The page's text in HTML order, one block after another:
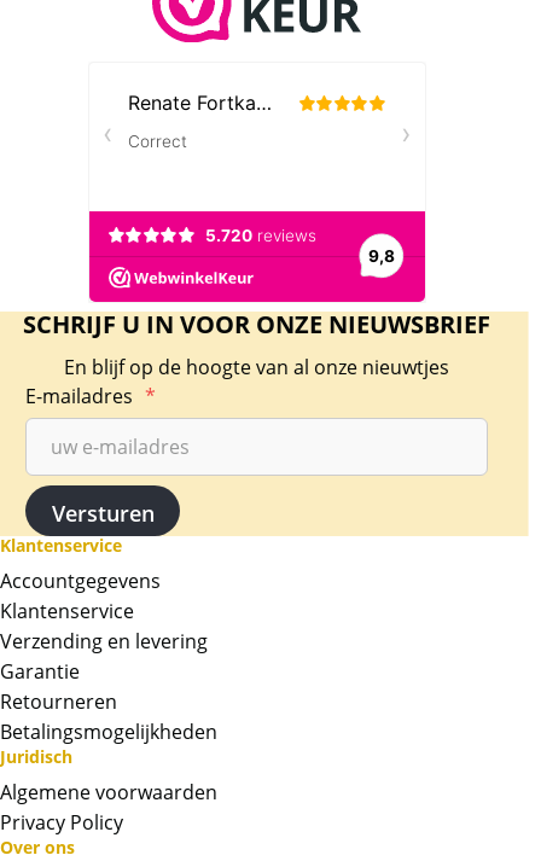
SCHRIJF U IN VOOR ONZE NIEUWSBRIEF
En blijf op de hoogte van al onze nieuwtjes
E-mailadres *
Klantenservice
Accountgegevens
Klantenservice
Verzending en levering
Garantie
Retourneren
Betalingsmogelijkheden
Juridisch
Algemene voorwaarden
Privacy Policy
Over ons